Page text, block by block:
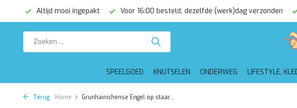
Altijd mooi ingepakt Voor 16:00 besteld, dezelfde (werk)dag verzonden
SPEELGOED KNUTSELEN ONDERWEG LIFESTYLE,
Terug Home Grunhainichense Engel op staar...